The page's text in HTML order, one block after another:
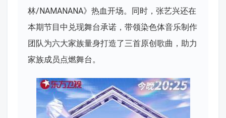
林/NAMANANA》热血开场。同时，张艺兴还在
本期节目中兑现舞台承诺，带领染色体音乐制作
团队为六大家族量身打造了三首原创歌曲，助力
家族成员点燃舞台。